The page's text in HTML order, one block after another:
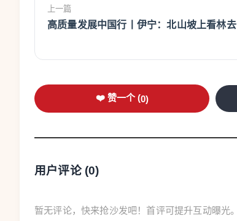
上一篇
高质量发展中国行丨伊宁：北山坡上看林去
❤️ 赞一个 (0)
用户评论 (0)
暂无评论，快来抢沙发吧！首评可提升互动曝光。